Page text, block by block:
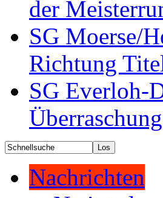
der
SG Moerse/
Richtung
SG Everloh-
Nachrichten